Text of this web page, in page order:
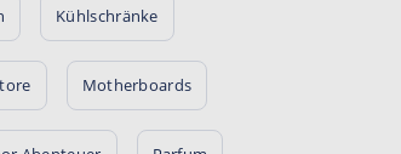
Kühlschränke
Motherboards